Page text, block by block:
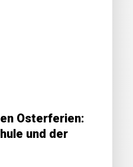
Osterferien:
und der